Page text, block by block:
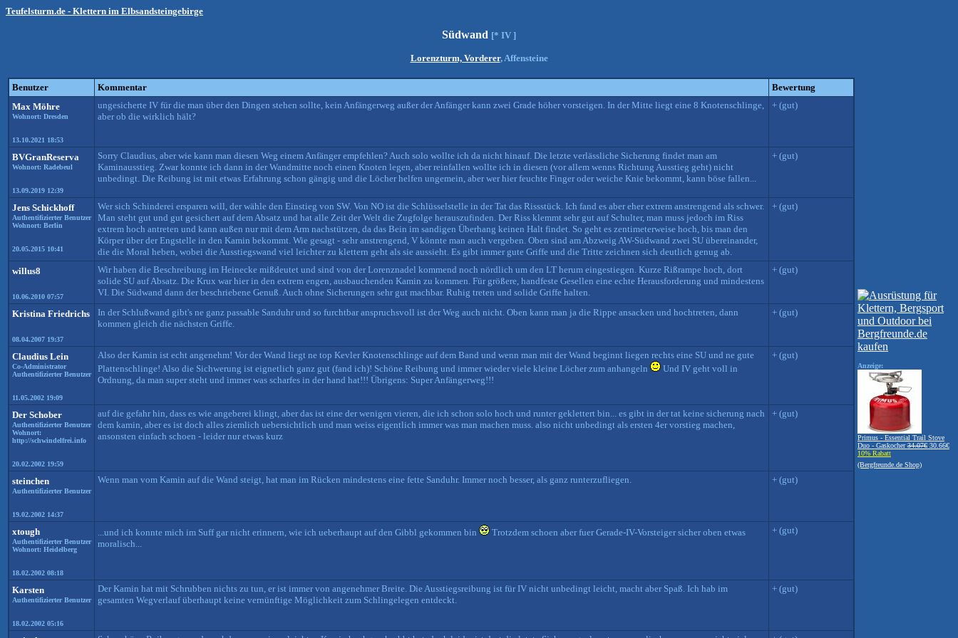
Teufelsturm.de - Klettern im Elbsandsteingebirge
Südwand [* IV ]
Lorenzturm, Vorderer, Affensteine
Benutzer Kommentar
Bewertung
Max Möhre
Wohnort: Dresden
13.10.2021 18:53
ungesicherte IV für die man über den Dingen stehen sollte, kein Anfängerweg außer der Anfänger kann zwei Grade höher vorsteigen. In der Mitte liegt eine 8 Knotenschlinge,
aber ob die wirklich hält?
+ (gut)
BVGranReserva
Wohnort: Radebeul
13.09.2019 12:39
Sorry Claudius, aber wie kann man diesen Weg einem Anfänger empfehlen? Auch solo wollte ich da nicht hinauf. Die letzte verlässliche Sicherung findet man am
Kaminausstieg. Zwar konnte ich dann in der Wandmitte noch einen Knoten legen, aber reinfallen wollte ich in diesen (vor allem wenns Richtung Ausstieg geht) nicht
unbedingt. Die Reibung ist mit etwas Erfahrung schon gängig und die Löcher helfen ungemein, aber wer hier feuchte Finger oder weiche Knie bekommt, kann böse fallen...
+ (gut)
Jens Schickhoff
Authentifizierter Benutzer
Wohnort: Berlin
20.05.2015 10:41
Wer sich Schinderei ersparen will, der wähle den Einstieg von SW. Von NO ist die Schlüsselstelle in der Tat das Rissstück. Ich fand es aber eher extrem anstrengend als schwer.
Man steht gut und gut gesichert auf dem Absatz und hat alle Zeit der Welt die Zugfolge herauszufinden. Der Riss klemmt sehr gut auf Schulter, man muss jedoch im Riss
extrem hoch antreten und kann außen nur mit dem Arm nachstützen, da das Bein im sandigen Überhang keinen Halt findet. So geht es zentimeterweise hoch, bis man den
Körper über der Engstelle in den Kamin bekommt. Wie gesagt - sehr anstrengend, V könnte man auch vergeben. Oben sind am Abzweig AW-Südwand zwei SU übereinander,
die die Moral heben, wobei die Ausstiegswand viel leichter zu klettern geht als sie aussieht. Es gibt immer gute Griffe und die Tritte zeichnen sich deutlich genug ab.
+ (gut)
willus8
10.06.2010 07:57
Wir haben die Beschreibung im Heinecke mißdeutet und sind von der Lorenznadel kommend noch nördlich um den LT herum eingestiegen. Kurze Rißrampe hoch, dort
solide SU auf Absatz. Die Krux war hier in den extrem engen, ausbauchenden Kamin zu kommen. Für größere, handfeste Gesellen eine echte Herausforderung und mindestens
VI. Die Südwand dann der beschriebene Genuß. Auch ohne Sicherungen sehr gut machbar. Ruhig treten und solide Griffe halten.
+ (gut)
Kristina Friedrichs
08.04.2007 19:37
In der Schlußwand gibt's ne ganz passable Sanduhr und so furchtbar anspruchsvoll ist der Weg auch nicht. Oben kann man ja die Rippe ansacken und hochtreten, dann
kommen gleich die nächsten Griffe.
+ (gut)
Claudius Lein
Co-Administrator
Authentifizierter Benutzer
11.05.2002 19:09
Also der Kamin ist echt angenehm! Vor der Wand liegt ne top Kevler Knotenschlinge auf dem Band und wenn man mit der Wand beginnt liegen rechts eine SU und ne gute
Plattenschlinge! Also die Sichwerung ist eignetlich ganz gut (fand ich)! Schöne Reibung und immer wieder viele kleine Löcher zum anhangeln
Und IV geht voll in
Ordnung, da man super steht und immer was scharfes in der hand hat!!! Übrigens: Super Anfängerweg!!!
+ (gut)
Der Schober
Authentifizierter Benutzer
Wohnort:
http://schwindelfrei.info
20.02.2002 19:59
auf die gefahr hin, dass es wie angeberei klingt, aber das ist eine der wenigen vieren, die ich schon solo hoch und runter geklettert bin... es gibt in der tat keine sicherung nach
dem kamin, aber es ist doch alles ziemlich uebersichtlich und man weiss eigentlich immer was man machen muss. also nicht unbedingt als ersten 4er vorstieg machen,
ansonsten einfach schoen - leider nur etwas kurz
+ (gut)
steinchen
Authentifizierter Benutzer
19.02.2002 14:37
Wenn man vom Kamin auf die Wand steigt, hat man im Rücken mindestens eine fette Sanduhr. Immer noch besser, als ganz runterzufliegen. + (gut)
xtough
Authentifizierter Benutzer
Wohnort: Heidelberg
18.02.2002 08:18
...und ich konnte mich im Suff gar nicht erinnern, wie ich ueberhaupt auf den Gibbl gekommen bin
Trotzdem schoen aber fuer Gerade-IV-Vorsteiger sicher oben etwas
moralisch...
+ (gut)
Karsten
Authentifizierter Benutzer
18.02.2002 05:16
Der Kamin hat mit Schrubben nichts zu tun, er ist immer von angenehmer Breite. Die Ausstiegsreibung ist für IV nicht unbedingt leicht, macht aber Spaß. Ich hab im
gesamten Wegverlauf überhaupt keine vernünftige Möglichkeit zum Schlingelegen entdeckt.
+ (gut)
Anzeige:
Primus - Essential Trail Stove
Duo - Gaskocher34.07€ 30.66€
10% Rabatt
(Bergfreunde.de Shop)